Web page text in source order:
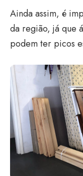
Ainda assim, é
da região, já que
podem ter picos